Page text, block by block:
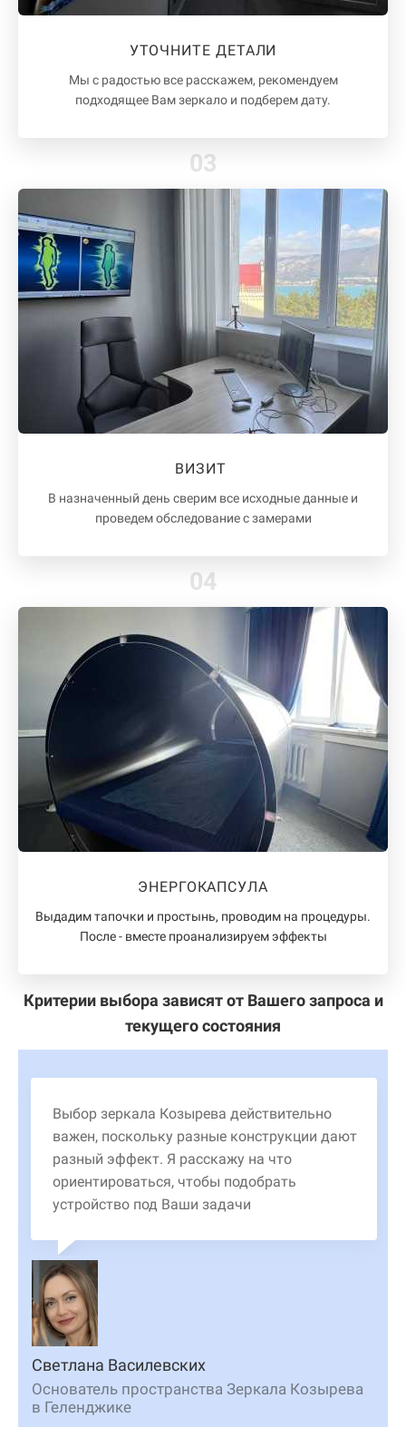
УТОЧНИТЕ ДЕТАЛИ
Мы с радостью все расскажем, рекомендуем
подходящее Вам зеркало и подберем дату.
03
ВИЗИТ
В назначенный день сверим все исходные данные и
проведем обследование с замерами
04
ЭНЕРГОКАПСУЛА
Выдадим тапочки и простынь, проводим на процедуры.
После - вместе проанализируем эффекты
Критерии выбора зависят от Вашего запроса и
текущего состояния
Выбор зеркала Козырева действительно
важен, поскольку разные конструкции дают
разный эффект. Я расскажу на что
ориентироваться, чтобы подобрать
устройство под Ваши задачи
Светлана Василевских
Основатель пространства Зеркала Козырева
в Геленджике